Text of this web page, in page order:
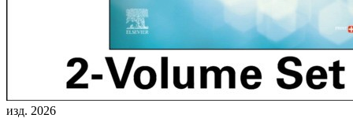
изд. 2026